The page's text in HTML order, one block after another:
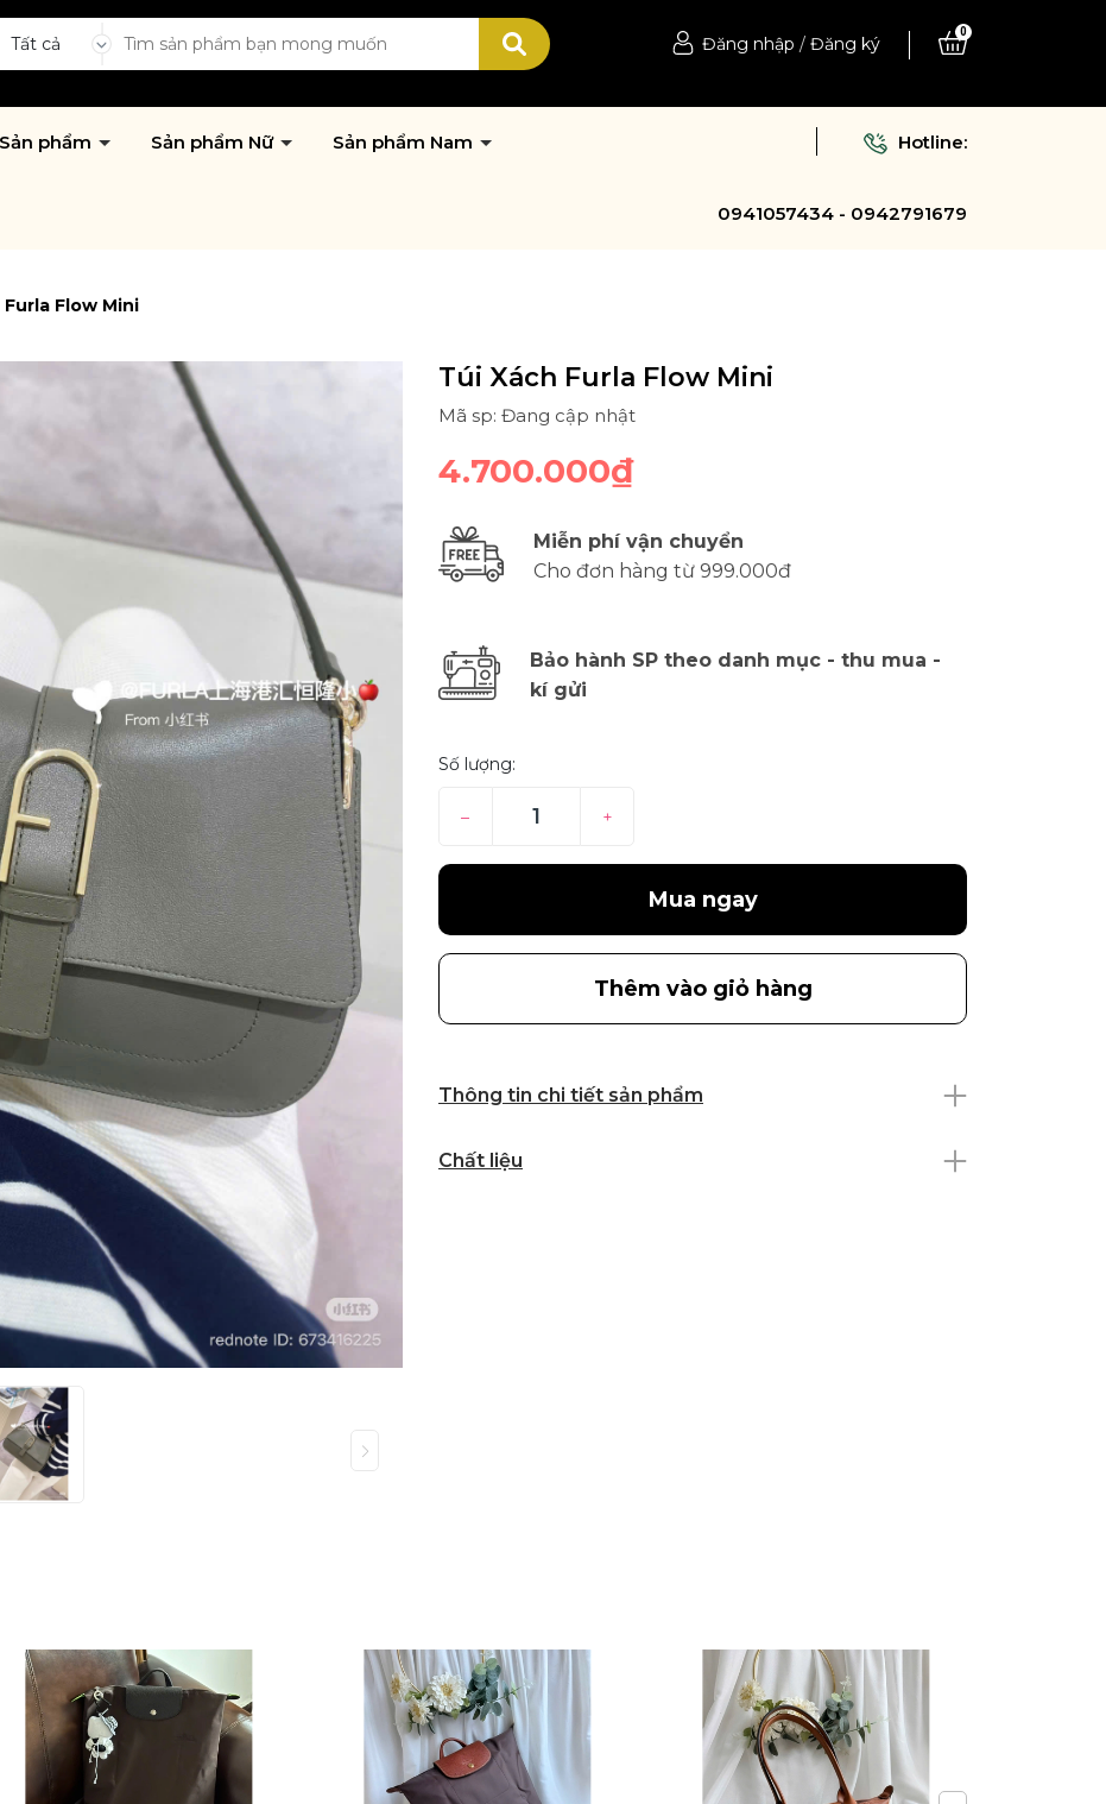
Tất cả Đăng nhập / Đăng ký
0
Sản phẩm Sản phẩm Nữ Sản phẩm Nam Hotline:
0941057434 - 0942791679
Flow Mini
Túi Xách Furla Flow Mini
Mã sp: Đang cập nhật
4.700.000₫
Miễn phí vận chuyển
Cho đơn hàng từ 999.000đ
Bảo hành SP theo danh mục - thu mua -
kí gửi
Số lượng:
– +
Mua ngay
Thêm vào giỏ hàng
Thông tin chi tiết sản phẩm
Chất liệu